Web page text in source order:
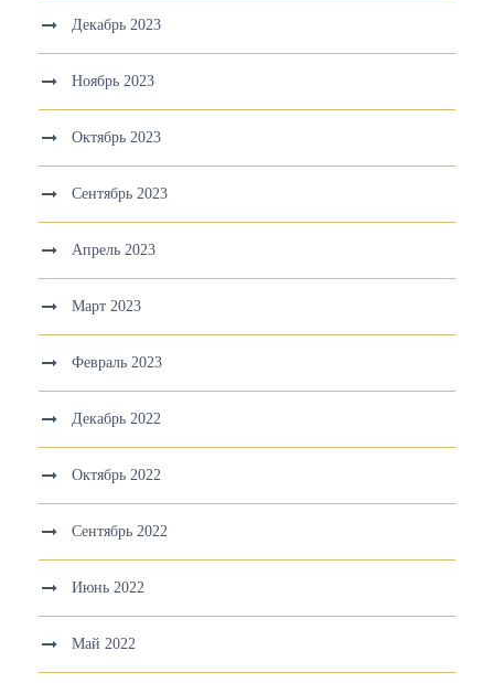
Декабрь 2023
Ноябрь 2023
Октябрь 2023
Сентябрь 2023
Апрель 2023
Март 2023
Февраль 2023
Декабрь 2022
Октябрь 2022
Сентябрь 2022
Июнь 2022
Май 2022